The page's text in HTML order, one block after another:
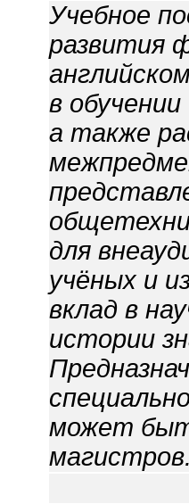
Учебное
развития
в
а также
для
учёных и
вклад в
истории
может